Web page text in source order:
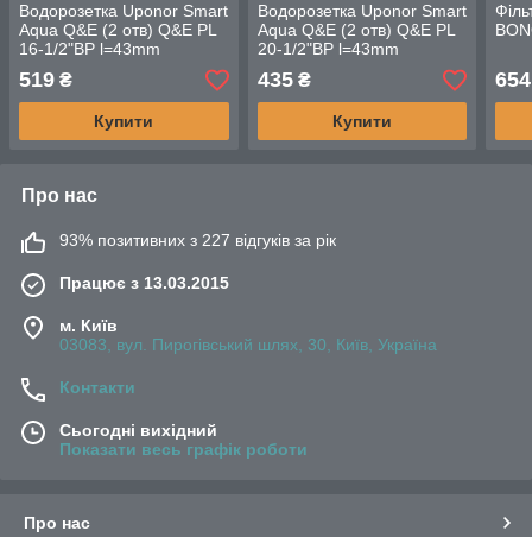
Водорозетка Uponor Smart
Aqua Q&E (2 отв) Q&E PL
16-1/2"ВР l=43mm
519 ₴
Купити
Водорозетка Uponor Smart
Aqua Q&E (2 отв) Q&E PL
20-1/2"ВР l=43mm
435₴
Купити
654
Про нас
93% позитивних з 227 відгуків за рік
Працює з 13.03.2015
м. Київ
03083, вул. Пирогівський шлях, 30, Київ, Україна
Контакти
Сьогодні вихідний
Показати весь графік роботи
Про нас